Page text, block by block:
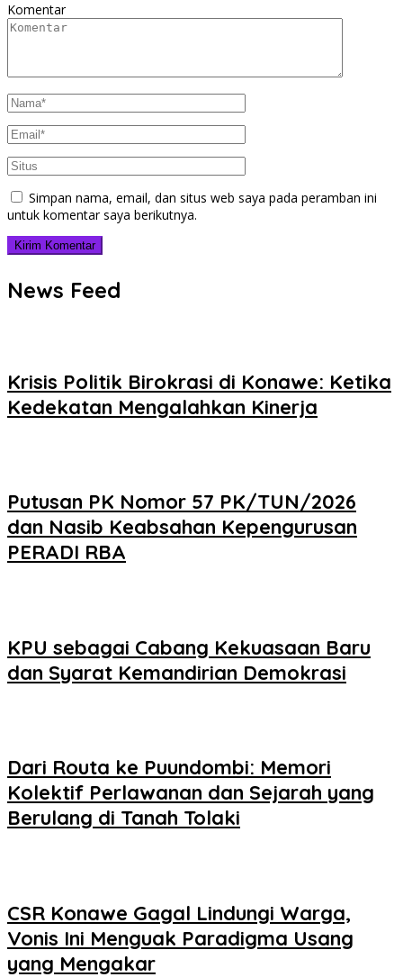
Komentar
Simpan nama, email, dan situs web saya pada peramban ini
untuk komentar saya berikutnya.
News Feed
Krisis Politik Birokrasi di Konawe: Ketika
Kedekatan Mengalahkan Kinerja
Putusan PK Nomor 57 PK/TUN/2026
dan Nasib Keabsahan Kepengurusan
PERADI RBA
KPU sebagai Cabang Kekuasaan Baru
dan Syarat Kemandirian Demokrasi
Dari Routa ke Puundombi: Memori
Kolektif Perlawanan dan Sejarah yang
Berulang di Tanah Tolaki
CSR Konawe Gagal Lindungi Warga,
Vonis Ini Menguak Paradigma Usang
yang Mengakar